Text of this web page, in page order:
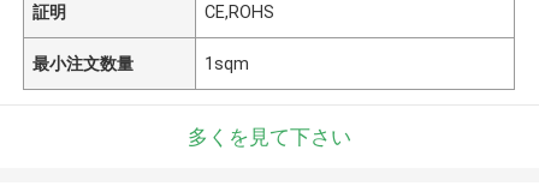
証明 CE,ROHS
最小注文数量 1sqm
多くを見て下さい